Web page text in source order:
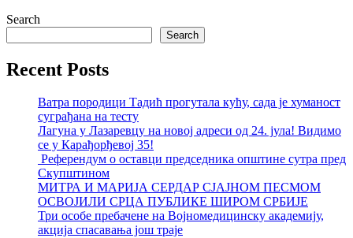
Search
Search
Recent Posts
Ватра породици Тадић прогутала кућу, сада је хуманост
суграђана на тесту
Лагуна у Лазаревцу на новој адреси од 24. јула! Видимо
се у Карађорђевој 35!
Референдум о оставци председника општине сутра пред
Скупштином
МИТРА И МАРИЈА СЕРДАР СЈАЈНОМ ПЕСМОМ
ОСВОЈИЛИ СРЦА ПУБЛИКЕ ШИРОМ СРБИЈЕ
Три особе пребачене на Војномедицинску академију,
акција спасавања још траје